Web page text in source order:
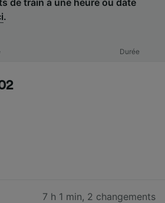
.
Durée
7 h 1 min, 2 changements